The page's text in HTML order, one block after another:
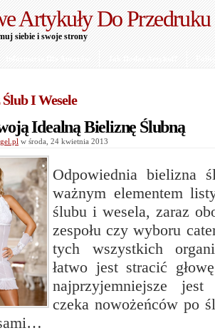
Artykuły Do Przedruku
siebie i swoje strony
I Wesele
Idealną Bieliznę Ślubną
w środa, 24 kwietnia 2013
Odpowiednia bielizna
ważnym elementem
ślubu i wesela, zaraz
zespołu czy wyboru
tych wszystkich
łatwo jest stracić
najprzyjemniejsze
czeka nowożeńców po